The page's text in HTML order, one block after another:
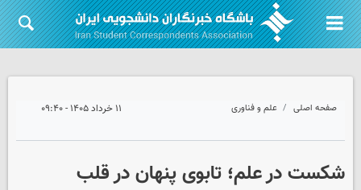
صفحه اصلی علم و فناوری ۱۱ خرداد ۱۴۰۵ - ۰۹:۴۰
شکست در علم؛ تابوی پنهان در قلب